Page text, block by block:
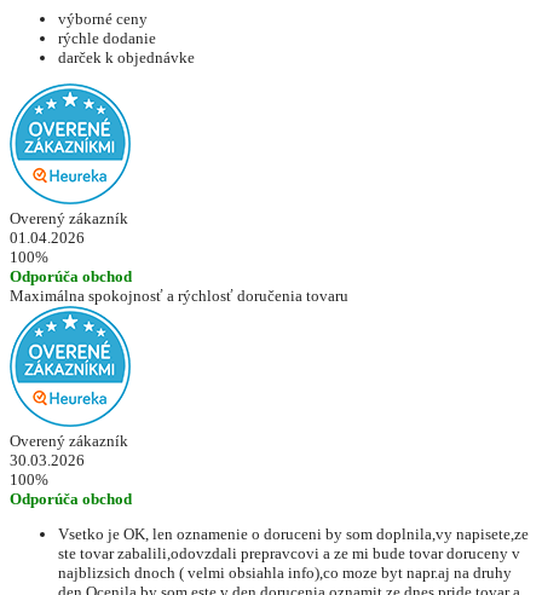
výborné ceny
rýchle dodanie
darček k objednávke
Overený zákazník
01.04.2026
100%
Odporúča obchod
Maximálna spokojnosť a rýchlosť doručenia tovaru
Overený zákazník
30.03.2026
100%
Odporúča obchod
Vsetko je OK, len oznamenie o doruceni by som doplnila,vy napisete,ze
ste tovar zabalili,odovzdali prepravcovi a ze mi bude tovar doruceny v
najblizsich dnoch ( velmi obsiahla info),co moze byt napr.aj na druhy